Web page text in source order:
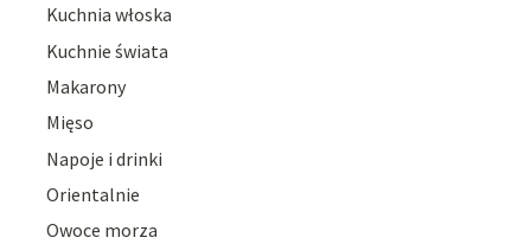
Kuchnia włoska
Kuchnie świata
Makarony
Mięso
Napoje i drinki
Orientalnie
Owoce morza